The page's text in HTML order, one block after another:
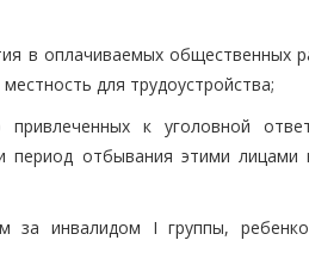
в оплачиваемых общественных
для трудоустройства;
к уголовной
период отбывания этими
за инвалидом I группы,